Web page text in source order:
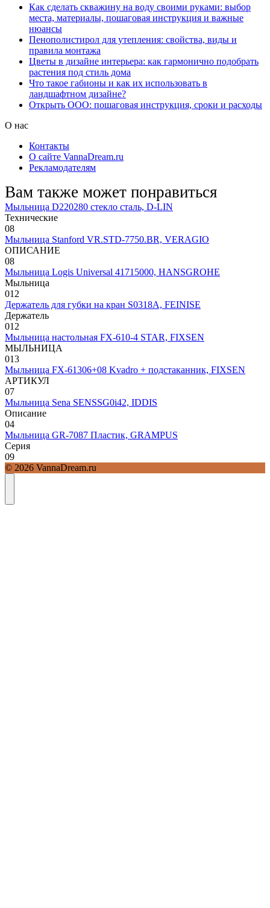
Как сделать скважину на воду своими руками: выбор
места, материалы, пошаговая инструкция и важные
нюансы
Пенополистирол для утепления: свойства, виды и
правила монтажа
Цветы в дизайне интерьера: как гармонично подобрать
растения под стиль дома
Что такое габионы и как их использовать в
ландшафтном дизайне?
Открыть ООО: пошаговая инструкция, сроки и расходы
О нас
Контакты
О сайте VannaDream.ru
Рекламодателям
Вам также может понравиться
Мыльница D220280 стекло сталь, D-LIN
Технические
08
Мыльница Stanford VR.STD-7750.BR, VERAGIO
ОПИСАНИЕ
08
Мыльница Logis Universal 41715000, HANSGROHE
Мыльница
012
Держатель для губки на кран S0318A, FEINISE
Держатель
012
Мыльница настольная FX-610-4 STAR, FIXSEN
МЫЛЬНИЦА
013
Мыльница FX-61306+08 Kvadro + подстаканник, FIXSEN
АРТИКУЛ
07
Мыльница Sena SENSSG0i42, IDDIS
Описание
04
Мыльница GR-7087 Пластик, GRAMPUS
Серия
09
© 2026 VannaDream.ru